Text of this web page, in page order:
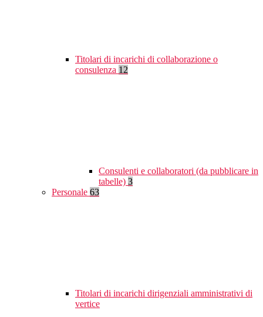
Titolari di incarichi di collaborazione o
consulenza 12
Consulenti e collaboratori (da pubblicare in
tabelle) 3
Personale 63
Titolari di incarichi dirigenziali amministrativi di
vertice